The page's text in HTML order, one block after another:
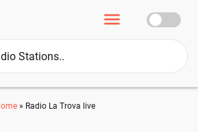
» Radio La Trova live